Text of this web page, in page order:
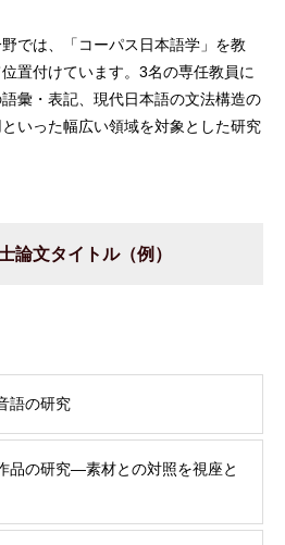
では、「コーパス日本語学」を教
置付けています。3名の専任教員に
彙・表記、現代日本語の文法構造の
いった幅広い領域を対象とした研究
論文タイトル（例）
語の研究
品の研究—素材との対照を視座と